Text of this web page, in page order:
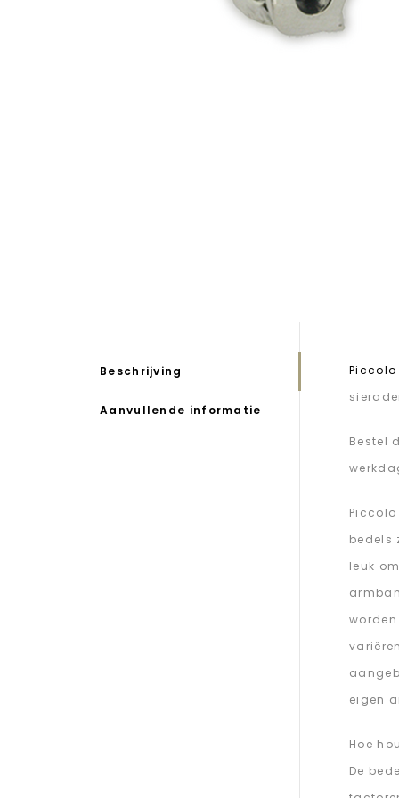
Beschrijving
Aanvullende informatie
Piccolo
Bestel
bedels
leuk
eigen
Hoe
De